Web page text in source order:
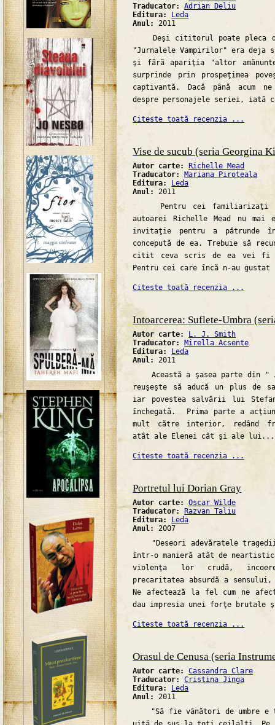
Traducator:Adrian Deliu
Editura:
Leda
Anul:2011
Deşi cititorul poate pleca
"Jurnalele Vampirilor" era deja
şi fără apariţia "altor
surprinde prin prospeţimea
captivantă. Dacă până acum
despre personajele seriei, iată
Citeste toată recenzia ...
Vise de sucub (seria Georgina
Autor carte:
Richelle Mead
Traducator: Mariana Piroteala
Editura:
Leda
Anul:2011
Pentru cei familiarizaţi
autoarei Richelle Mead nu
invitaţie pentru a pătrunde în
concepută de ea. Trebuie să
citit ceva scris de ea vei fi
Pentru cei care încă n-au gustat
Citeste toată recenzia ...
Intoarcerea: Suflete-Umbra
Autor carte:
L. J. Smith
Traducator: Mirella Acsente
Editura:
Leda
Anul:2011
Această a şasea parte din "
reuşeşte să aducă un plus de
iar povestea salvării lui
închegată. Prima parte a
mult către interior, redând
atât ale Elenei cât şi ale lui...
Citeste toată recenzia ...
Portretul lui Dorian Gray
Autor carte:Oscar Wilde
Traducator:
Razvan Taliu
Editura:
Leda
Anul:2007
"Deseori adevăratele
într-o manieră atât de
violenţa lor crudă,
precaritatea absurdă a
Ne afectează la fel cum ne
dau impresia unei forţe brutale
Citeste toată recenzia ...
Orasul de Cenusa (seria
Autor carte:Cassandra Clare
Traducator:Cristina Jinga
Editura:
Leda
Anul:2011
"Să fie vânători de umbre e